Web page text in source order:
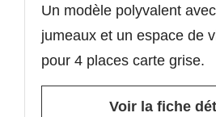
Un modèle polyvalent
jumeaux et un espace de
pour 4 places carte grise.
Voir la fiche